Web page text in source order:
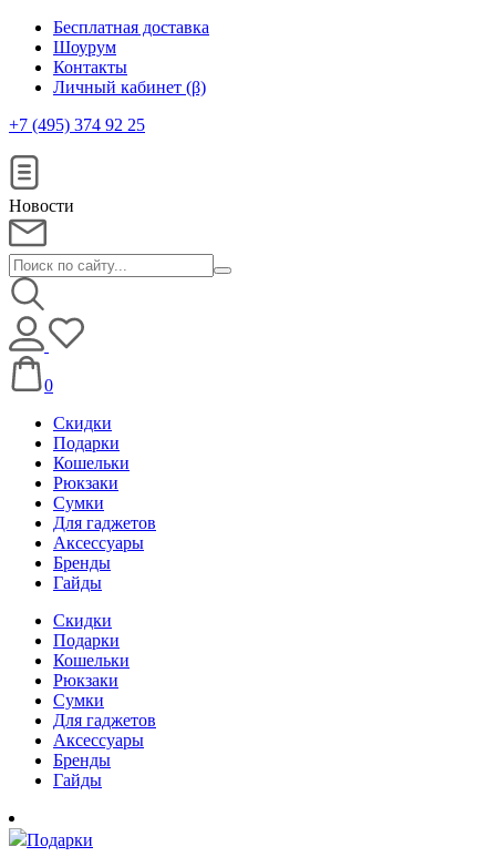
Бесплатная доставка
Шоурум
Контакты
Личный кабинет (β)
+7 (495) 374 92 25
Новости
0
Скидки
Подарки
Кошельки
Рюкзаки
Сумки
Для гаджетов
Аксессуары
Бренды
Гайды
Скидки
Подарки
Кошельки
Рюкзаки
Сумки
Для гаджетов
Аксессуары
Бренды
Гайды
Подарки